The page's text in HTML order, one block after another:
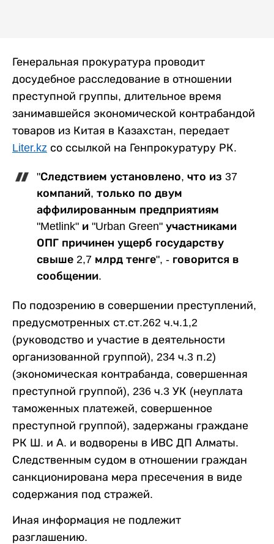
Генеральная прокуратура проводит
досудебное расследование в отношении
преступной группы, длительное время
занимавшейся экономической контрабандой
товаров из Китая в Казахстан, передает
Liter.kz со ссылкой на Генпрокуратуру РК.
"Следствием установлено, что из 37
компаний, только по двум
аффилированным предприятиям
"Metlink" и "Urban Green" участниками
ОПГ причинен ущерб государству
свыше 2,7 млрд тенге", - говорится в
сообщении.
По подозрению в совершении преступлений,
предусмотренных ст.ст.262 ч.ч.1,2
(руководство и участие в деятельности
организованной группой), 234 ч.3 п.2)
(экономическая контрабанда, совершенная
преступной группой), 236 ч.3 УК (неуплата
таможенных платежей, совершенное
преступной группой), задержаны граждане
РК Ш. и А. и водворены в ИВС ДП Алматы.
Следственным судом в отношении граждан
санкционирована мера пресечения в виде
содержания под стражей.
Иная информация не подлежит
разглашению.